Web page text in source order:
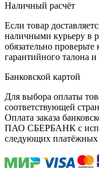
Наличный расчёт
Если товар
наличными курьеру в
обязательно
гарантийного талона и
Банковской картой
Для выбора оплаты
соответствующей
Оплата заказа
ПАО СБЕРБАНК с
следующих платёжных